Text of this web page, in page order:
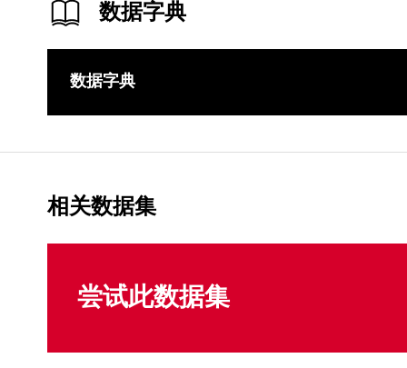
数据字典
数据字典
相关数据集
尝试此数据集